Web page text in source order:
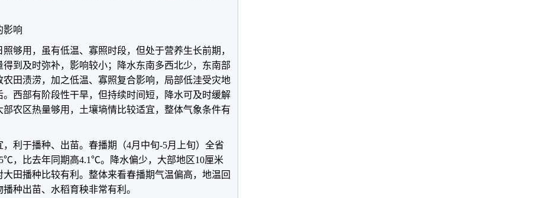
影响
够用，虽有低温、寡照时段，但处于营养生长前期，
到及时弥补，影响较小；降水东南多西北少，东南部
田渍涝，加之低温、寡照复合影响，局部低洼受灾地
西部有阶段性干旱，但持续时间短，降水可及时缓解
农区热量够用，土壤墒情比较适宜，整体气象条件有
利于播种、出苗。春播期（4月中旬-5月上旬）全省
，比去年同期高4.1℃。降水偏少，大部地区10厘米
田播种比较有利。整体来看春播期气温偏高，地温回
种出苗、水稻育秧非常有利。